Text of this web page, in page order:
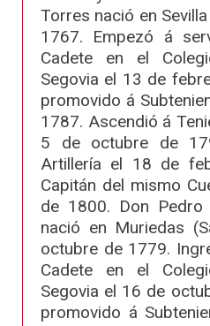
Torres nació en
1767. Empezó á
Cadete en el
Segovia el 13 de
promovido á
1787. Ascendió á
5 de octubre de
Artillería el 18 de
Capitán del mismo
de 1800. Don Pedro
nació en Muriedas
octubre de 1779.
Cadete en el
Segovia el 16 de
promovido á